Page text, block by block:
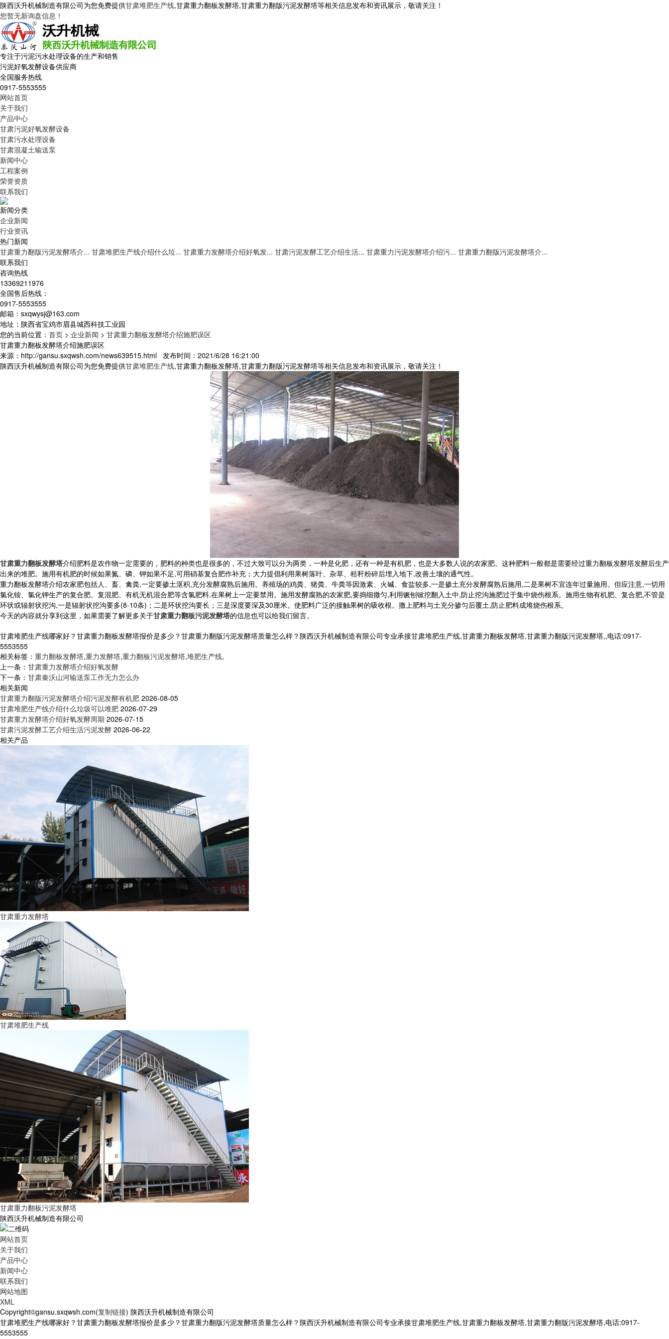
陕西沃升机械制造有限公司为您免费提供甘肃堆肥生产线,甘肃重力翻板发酵塔,甘肃重力翻版污泥发酵塔等相关信息发布和资讯展示，敬请关注！
您暂无新询盘信息！
专注于污泥污水处理设备的生产和销售
污泥好氧发酵设备供应商
全国服务热线
0917-5553555
网站首页
关于我们
产品中心
甘肃污泥好氧发酵设备
甘肃污水处理设备
甘肃混凝土输送泵
新闻中心
工程案例
荣誉资质
联系我们
新闻分类
企业新闻
行业资讯
热门新闻
甘肃重力翻版污泥发酵塔介... 甘肃堆肥生产线介绍什么垃... 甘肃重力发酵塔介绍好氧发... 甘肃污泥发酵工艺介绍生活... 甘肃重力污泥发酵塔介绍污... 甘肃重力翻版污泥发酵塔介...
联系我们
咨询热线
13369211976
全国售后热线：
0917-5553555
邮箱：sxqwysj@163.com
地址：陕西省宝鸡市眉县城西科技工业园
您的当前位置： 首页 > 企业新闻 > 甘肃重力翻板发酵塔介绍施肥误区
甘肃重力翻板发酵塔介绍施肥误区
来源：http://gansu.sxqwsh.com/news639515.html 发布时间：2021/6/28 16:21:00
陕西沃升机械制造有限公司为您免费提供甘肃堆肥生产线,甘肃重力翻板发酵塔,甘肃重力翻版污泥发酵塔等相关信息发布和资讯展示，敬请关注！
甘肃重力翻板发酵塔介绍肥料是农作物一定需要的，肥料的种类也是很多的，不过大致可以分为两类，一种是化肥，还有一种是有机肥，也是大多数人说的农家肥。这种肥料一般都是需要经过重力翻板发酵塔发酵后生产
出来的堆肥。施用有机肥的时候如果氮、磷、钾如果不足,可用硝基复合肥作补充；大力提倡利用果树落叶、杂草、秸秆粉碎后埋入地下,改善土壤的通气性。
重力翻板发酵塔介绍农家肥包括人、畜、禽粪,一定要掺土沤积,充分发酵腐熟后施用。养殖场的鸡粪、猪粪、牛粪等因激素、火碱、食盐较多,一是掺土充分发酵腐熟后施用,二是果树不宜连年过量施用。但应注意,一切用
氯化铵、氯化钾生产的复合肥、复混肥、有机无机混合肥等含氯肥料,在果树上一定要禁用。施用发酵腐熟的农家肥,要捣细撒匀,利用镢刨锨挖翻入土中,防止挖沟施肥过于集中烧伤根系。施用生物有机肥、复合肥,不管是
环状或辐射状挖沟,一是辐射状挖沟要多(8-10条)；二是环状挖沟要长；三是深度要深及30厘米。使肥料广泛的接触果树的吸收根。撒上肥料与土充分掺匀后覆土,防止肥料成堆烧伤根系。
今天的内容就分享到这里，如果需要了解更多关于甘肃重力翻板污泥发酵塔的信息也可以给我们留言。
甘肃堆肥生产线哪家好？甘肃重力翻板发酵塔报价是多少？甘肃重力翻版污泥发酵塔质量怎么样？陕西沃升机械制造有限公司专业承接甘肃堆肥生产线,甘肃重力翻板发酵塔,甘肃重力翻版污泥发酵塔,,电话:0917-
5553555
相关标签： 重力翻板发酵塔,重力发酵塔,重力翻板污泥发酵塔,堆肥生产线,
上一条： 甘肃重力发酵塔介绍好氧发酵
下一条： 甘肃秦沃山河输送泵工作无力怎么办
相关新闻
甘肃重力翻版污泥发酵塔介绍污泥发酵有机肥 2026-08-05
甘肃堆肥生产线介绍什么垃圾可以堆肥 2026-07-29
甘肃重力发酵塔介绍好氧发酵周期 2026-07-15
甘肃污泥发酵工艺介绍生活污泥发酵 2026-06-22
相关产品
甘肃重力发酵塔
甘肃堆肥生产线
甘肃重力翻板污泥发酵塔
陕西沃升机械制造有限公司
网站首页
关于我们
产品中心
新闻中心
联系我们
网站地图
XML
Copyright©gansu.sxqwsh.com(复制链接) 陕西沃升机械制造有限公司
甘肃堆肥生产线哪家好？甘肃重力翻板发酵塔报价是多少？甘肃重力翻版污泥发酵塔质量怎么样？陕西沃升机械制造有限公司专业承接甘肃堆肥生产线,甘肃重力翻板发酵塔,甘肃重力翻版污泥发酵塔,电话:0917-
5553555